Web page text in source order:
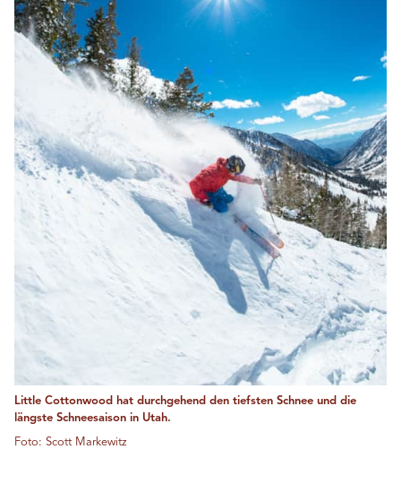
Little Cottonwood hat durchgehend den tiefsten Schnee und die
längste Schneesaison in Utah.
Foto: Scott Markewitz